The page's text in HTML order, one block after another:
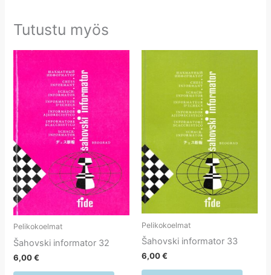
Tutustu myös
Pelikokoelmat
Šahovski informator 32
6,00€
Pelikokoelmat
Šahovski informator 33
6,00€